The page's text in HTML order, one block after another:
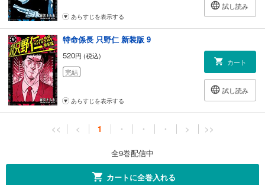
試し読み
あらすじを表示する
特命係長 只野仁 新装版 9
520円 (税込)
完結
カート
試し読み
あらすじを表示する
<< < 1 ・ ・ ・ > >>
全9巻配信中
カートに全巻入れる